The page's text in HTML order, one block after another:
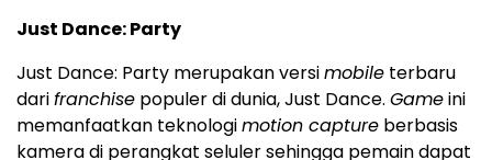
Just Dance: Party
Just Dance: Party merupakan versimobile terbaru
darifranchise populer di dunia, Just Dance. Gameini
memanfaatkan teknologimotion capture berbasis
kamera di perangkat seluler sehingga pemain dapat